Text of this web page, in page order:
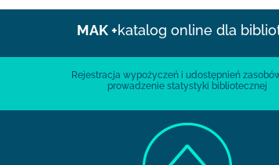
MAK +katalog online dla
Rejestracja wypożyczeń i udostępnień
prowadzenie statystyki bibliotecznej